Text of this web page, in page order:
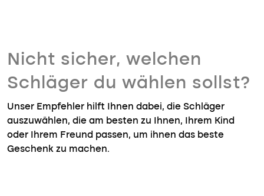
Nicht sicher, welchen
Schläger du wählen sollst?
Unser Empfehler hilft Ihnen dabei, die Schläger
auszuwählen, die am besten zu Ihnen, Ihrem Kind
oder Ihrem Freund passen, um ihnen das beste
Geschenk zu machen.